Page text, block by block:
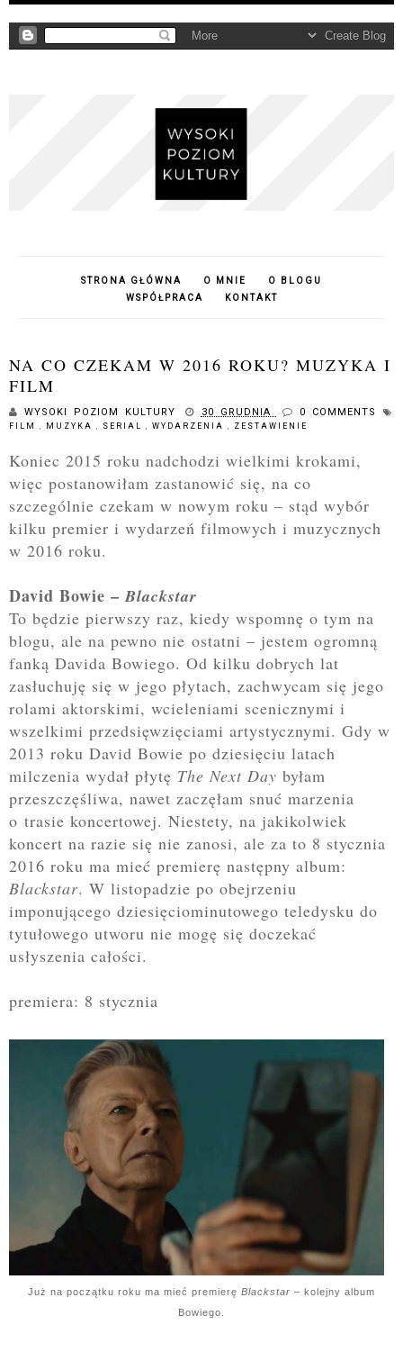
STRONA GŁÓWNA O MNIE
O BLOGU
WSPÓŁPRACA
KONTAKT
NA CO CZEKAM W 2016 ROKU? MUZYKA I
FILM
WYSOKI POZIOM KULTURY 30 GRUDNIA 0 COMMENTS
FILM MUZYKA SERIAL WYDARZENIA ZESTAWIENIE
Koniec 2015 roku nadchodzi wielkimi krokami,
więc postanowiłam zastanowić się, na co
szczególnie czekam w nowym roku – stąd wybór
kilku premier i wydarzeń filmowych i muzycznych
w 2016 roku.
David Bowie –Blackstar
To będzie pierwszy raz, kiedy wspomnę o tym na
blogu, ale na pewno nie ostatni – jestem ogromną
fanką Davida Bowiego. Od kilku dobrych lat
zasłuchuję się w jego płytach, zachwycam się jego
rolami aktorskimi, wcieleniami scenicznymi i
wszelkimi przedsięwzięciami artystycznymi. Gdy w
2013 roku David Bowie po dziesięciu latach
milczenia wydał płytę The Next Day byłam
przeszczęśliwa, nawet zaczęłam snuć marzenia
o trasie koncertowej. Niestety, na jakikolwiek
koncert na razie się nie zanosi, ale za to 8 stycznia
2016 roku ma mieć premierę następny album:
Blackstar. W listopadzie po obejrzeniu
imponującego dziesięciominutowego teledysku do
tytułowego utworu nie mogę się doczekać
usłyszenia całości.
premiera: 8 stycznia
Już na początku roku ma mieć premierę Blackstar – kolejny album
Bowiego.